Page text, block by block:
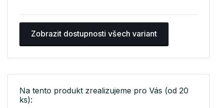
Zobrazit dostupnosti všech variant
Na tento produkt zrealizujeme pro Vás (od 20
ks):